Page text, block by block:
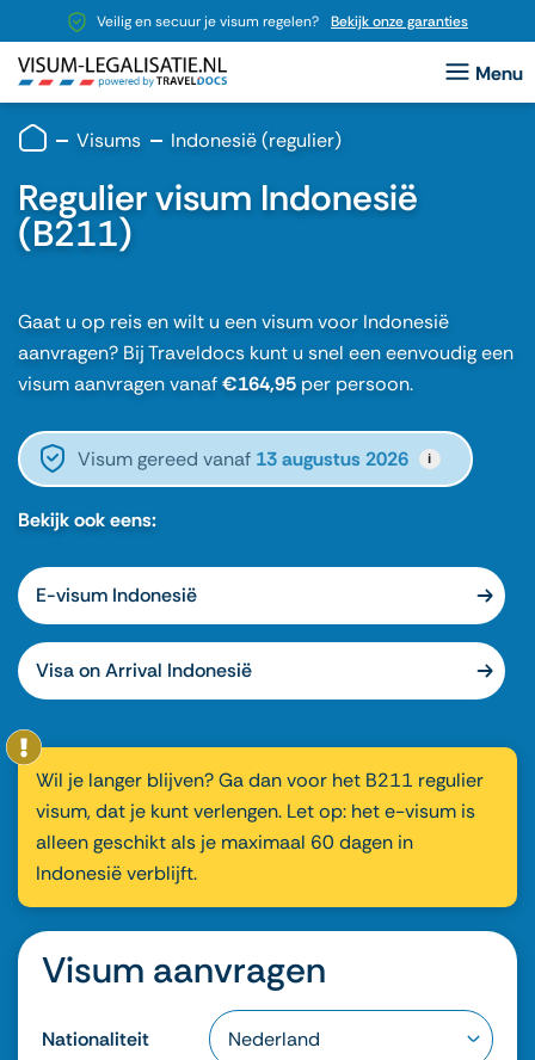
Veilig en secuur je visum regelen? Bekijk onze garanties
Visums Indonesië (regulier)
Regulier visum Indonesië
(B211)
Gaat u op reis en wilt u een visum voor Indonesië
aanvragen? Bij Traveldocs kunt u snel een eenvoudig een
visum aanvragen vanaf€164,95 per persoon.
Visum gereed vanaf 13 augustus 2026 i
Bekijk ook eens:
E-visum Indonesië
Visa on Arrival Indonesië
Wil je langer blijven? Ga dan voor het B211 regulier
visum, dat je kunt verlengen. Let op: het e-visum is
alleen geschikt als je maximaal 60 dagen in
Indonesië verblijft.
Visum aanvragen
Nationaliteit